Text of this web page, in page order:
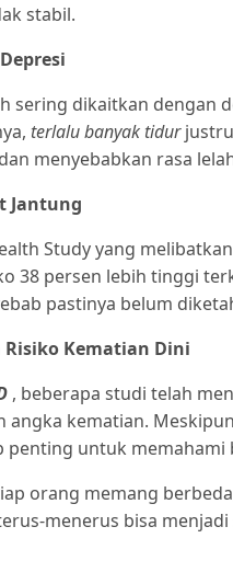
stabil.
sering dikaitkan dengan
terlalu banyak tidur
menyebabkan rasa
Jantung
Study yang
38 persen lebih tinggi
pastinya belum
Kematian Dini
, beberapa studi telah
angka kematian.
penting untuk
orang memang
menerus bisa